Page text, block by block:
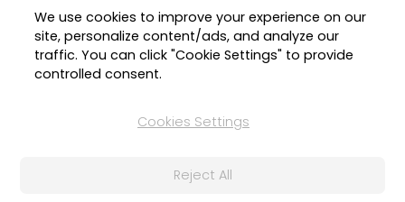
コミュニティー
CyberLink メンバーサイト
ブログ
公式ソーシャルメディア
地域を変更
© 2026 CyberLink Corp. 無断複写・複製・転載を禁ず
We use cookies to improve your experience on our
site, personalize content/ads, and analyze our
traffic. You can click "Cookie Settings" to provide
controlled consent.
Cookies Settings
Reject All